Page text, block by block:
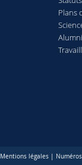
Plans
Alumni
Mentions légales